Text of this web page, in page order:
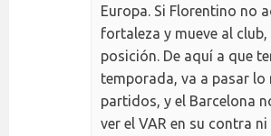
Europa. Si Florentino no
fortaleza y mueve al
posición. De aquí a que
temporada, va a pasar lo
partidos, y el Barcelona
ver el VAR en su contra